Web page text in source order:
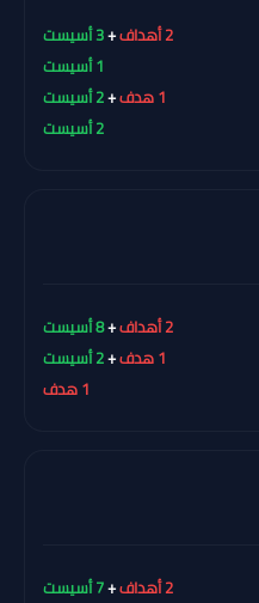
+3 أسيست
+2 أسيست
+8 أسيست
+2 أسيست
+7 أسيست